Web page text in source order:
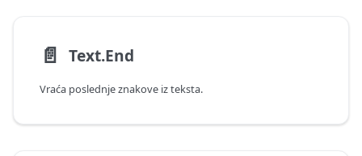
📄️ Text.End
Vraća poslednje znakove iz teksta.